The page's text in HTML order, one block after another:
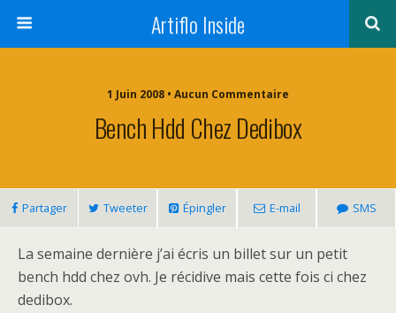
Artiflo Inside
1 Juin 2008 • Aucun Commentaire
Bench Hdd Chez Dedibox
Partager Tweeter Épingler E-mail SMS
La semaine dernière j’ai écris un billet sur un petit
bench hdd chez ovh. Je récidive mais cette fois ci chez
dedibox.